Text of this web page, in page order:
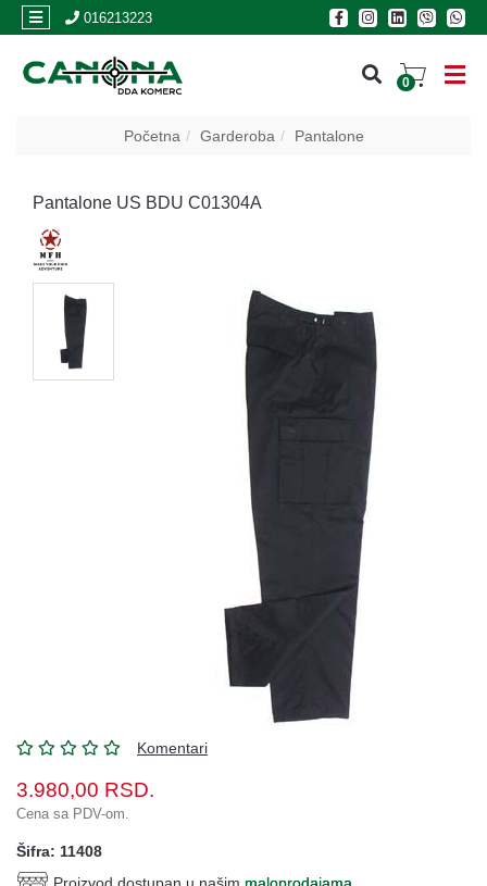
016213223
0
Početna Garderoba Pantalone
Pantalone US BDU C01304A
Komentari
3.980,00 RSD.
Cena sa PDV-om.
Šifra: 11408
Proizvod dostupan u našim maloprodajama